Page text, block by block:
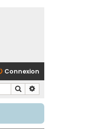
Connexion
Rechercher